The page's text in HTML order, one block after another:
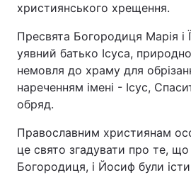
християнського хрещення.
Пресвята Богородиця Марія і
уявний батько Ісуса,
немовля до храму для
нареченням імені - Ісус,
обряд.
Православним християнам
це свято згадувати про те, що
Богородиця, і Йосиф були